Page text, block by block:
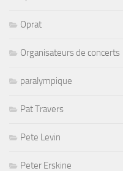
Oprat
Organisateurs de concerts
paralympique
Pat Travers
Pete Levin
Peter Erskine